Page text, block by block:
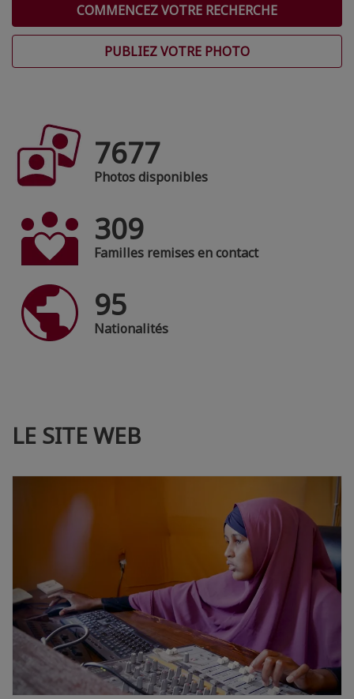
COMMENCEZ VOTRE RECHERCHE
PUBLIEZ VOTRE PHOTO
7677
Photos disponibles
309
Familles remises en contact
95
Nationalités
LE SITE WEB